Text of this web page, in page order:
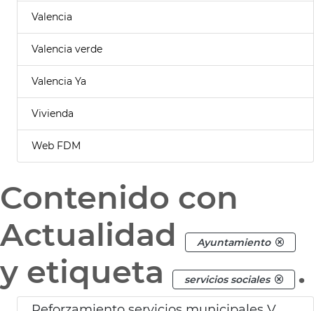
Valencia
Valencia verde
Valencia Ya
Vivienda
Web FDM
Contenido con
Actualidad
Ayuntamiento
y etiqueta servicios sociales .